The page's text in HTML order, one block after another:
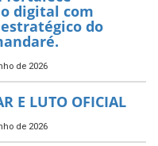
abre
o Festival
2026
de 2026
Urbana!
de 2026